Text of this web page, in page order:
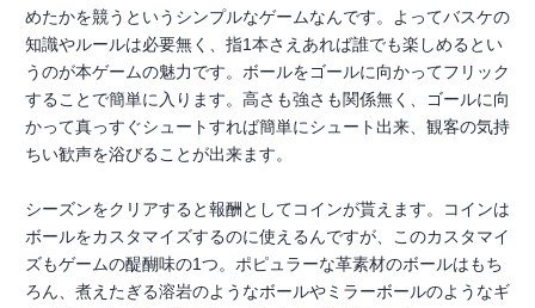
めたかを競うというシンプルなゲームなんです。よってバスケの
知識やルールは必要無く、指1本さえあれば誰でも楽しめるとい
うのが本ゲームの魅力です。ボールをゴールに向かってフリック
することで簡単に入ります。高さも強さも関係無く、ゴールに向
かって真っすぐシュートすれば簡単にシュート出来、観客の気持
ちい歓声を浴びることが出来ます。
シーズンをクリアすると報酬としてコインが貰えます。コインは
ボールをカスタマイズするのに使えるんですが、このカスタマイ
ズもゲームの醍醐味の1つ。ポピュラーな革素材のボールはもち
ろん、煮えたぎる溶岩のようなボールやミラーボールのようなギ